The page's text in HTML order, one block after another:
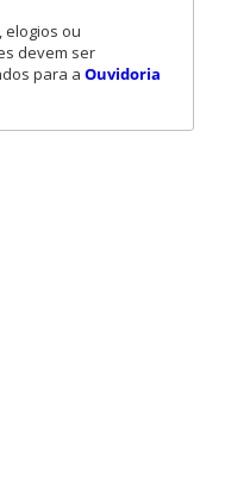
elogios ou
devem ser
para a Ouvidoria